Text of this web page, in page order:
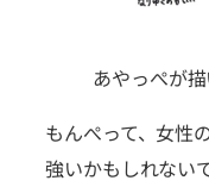
あやっぺが
もんぺって、女性
強いかもしれない